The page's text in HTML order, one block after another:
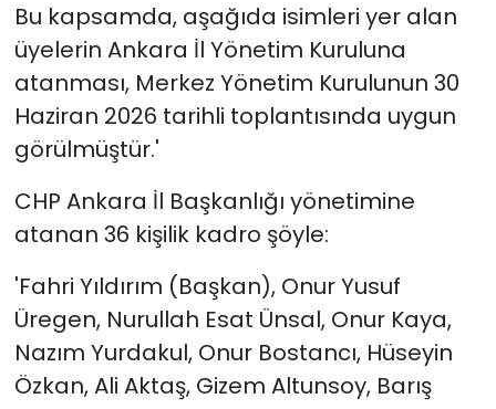
Bu kapsamda, aşağıda isimleri yer alan
üyelerin Ankara İl Yönetim Kuruluna
atanması, Merkez Yönetim Kurulunun 30
Haziran 2026 tarihli toplantısında uygun
görülmüştür.'
CHP Ankara İl Başkanlığı yönetimine
atanan 36 kişilik kadro şöyle:
'Fahri Yıldırım (Başkan), Onur Yusuf
Üregen, Nurullah Esat Ünsal, Onur Kaya,
Nazım Yurdakul, Onur Bostancı, Hüseyin
Özkan, Ali Aktaş, Gizem Altunsoy, Barış